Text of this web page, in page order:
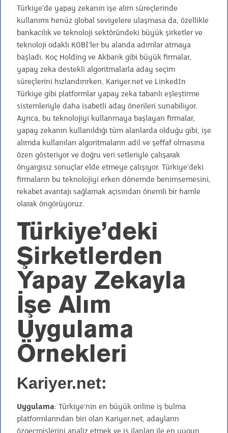
Türkiye’de yapay zekanın işe alım süreçlerinde
kullanımı henüz global seviyelere ulaşmasa da, özellikle
bankacılık ve teknoloji sektöründeki büyük şirketler ve
teknoloji odaklı KOBİ’ler bu alanda adımlar atmaya
başladı. Koç Holding ve Akbank gibi büyük firmalar,
yapay zeka destekli algoritmalarla aday seçim
süreçlerini hızlandırırken, Kariyer.net ve LinkedIn
Türkiye gibi platformlar yapay zeka tabanlı eşleştirme
sistemleriyle daha isabetli aday önerileri sunabiliyor.
Ayrıca, bu teknolojiyi kullanmaya başlayan firmalar,
yapay zekanın kullanıldığı tüm alanlarda olduğu gibi, işe
alımda kullanılan algoritmaların adil ve şeffaf olmasına
özen gösteriyor ve doğru veri setleriyle çalışarak
önyargısız sonuçlar elde etmeye çalışıyor. Türkiye’deki
firmaların bu teknolojiyi erken dönemde benimsemesini,
rekabet avantajı sağlamak açısından önemli bir hamle
olarak öngörüyoruz.
Türkiye’deki
Şirketlerden
Yapay Zekayla
İşe Alım
Uygulama
Örnekleri
Kariyer.net:
Uygulama: Türkiye’nin en büyük online iş bulma
platformlarından biri olan Kariyer.net, adayların